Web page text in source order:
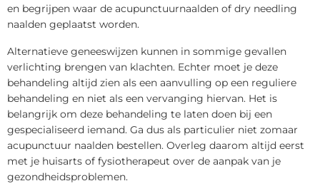
en begrijpen waar de acupunctuurnaalden of dry needling
naalden geplaatst worden.
Alternatieve geneeswijzen kunnen in sommige gevallen
verlichting brengen van klachten. Echter moet je deze
behandeling altijd zien als een aanvulling op een reguliere
behandeling en niet als een vervanging hiervan. Het is
belangrijk om deze behandeling te laten doen bij een
gespecialiseerd iemand. Ga dus als particulier niet zomaar
acupunctuur naalden bestellen. Overleg daarom altijd eerst
met je huisarts of fysiotherapeut over de aanpak van je
gezondheidsproblemen.